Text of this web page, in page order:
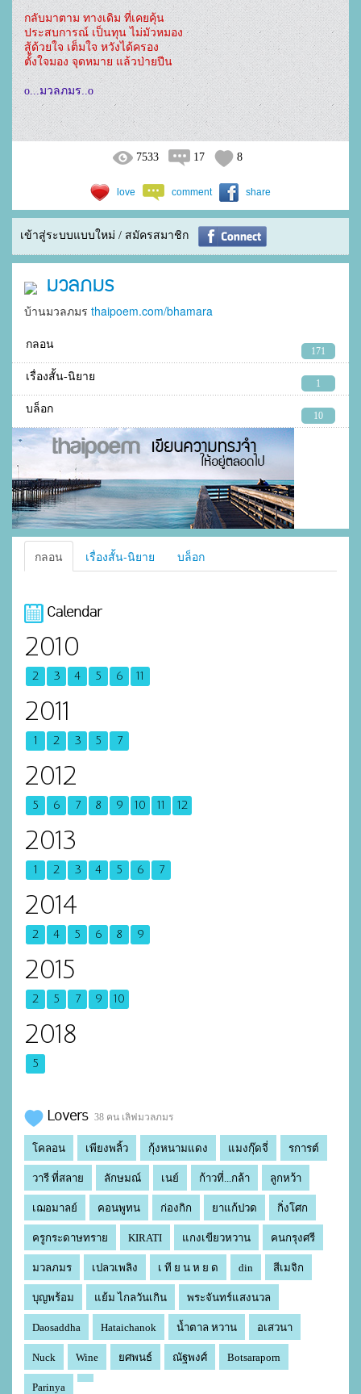
กลับมาตาม ทางเดิม ที่เคยคุ้น
ประสบการณ์ เป็นทุน ไม่มัวหมอง
สู้ด้วยใจ เต็มใจ หวังได้ครอง
o...มวลภมร..o
7533 17 8
love comment share
เข้าสู่ระบบแบบใหม่ / สมัครสมาชิก
มวลภมร
บ้านมวลภมร thaipoem.com/bhamara
กลอน
171
เรื่องสั้น-นิยาย
1
บล็อก
10
กลอน เรื่องสั้น-นิยาย บล็อก
Calendar
2010
2 3 4 5 6 11
2011
1 2 3 5 7
2012
5 6 7 8 9 10 11 12
2013
1 2 3 4 5 6 7
2014
2 4 5 6 8 9
2015
2 5 7 9 10
2018
5
Lovers 38 คน เลิฟมวลภมร
โคลอน เพียงพลิ้ว กุ้งหนามแดง แมงกุ๊ดจี่ รการต์
วารี ที่สลาย ลักษมณ์ เนย์ ก้าวที่...กล้า ลูกหว้า
เฌอมาลย์ คอนพูทน ก่องกิก ยาแก้ปวด กิ่งโศก
ครูกระดาษทราย KIRATI แกงเขียวหวาน คนกรุงศรี
มวลภมร เปลวเพลิง เ ที ย น ห ย ด din สีเมจิก
บุญพร้อม แย้ม ไกลวันเกิน พระจันทร์แสงนวล
Daosaddha Hataichanok น้ำตาล หวาน อเสวนา
Nuck Wine ยศพนธ์ ณัฐพงศ์ Botsaraporn
Parinya